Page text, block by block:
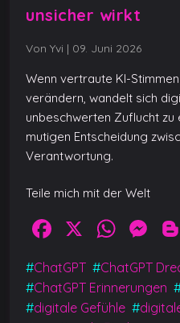
unsicher wirkt
Von Yvi | 09. Juni 2026
Wenn vertraute KI-
verändern, wandelt sich
unbeschwerten Zuflucht
mutigen Entscheidung
Verantwortung.
Teile mich mit der Welt
F
a
c
e
X
W
h
at
s
M
e
ss
e
#ChatGPT #ChatGPT
#ChatGPT Erinnerungen
#digitale Gefühle #